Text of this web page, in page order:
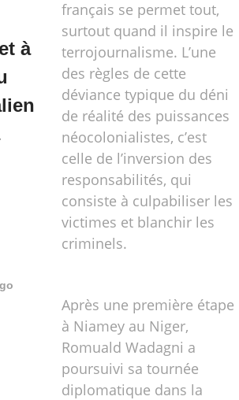
à
français se permet tout,
surtout quand il inspire le
terrojournalisme. L’une
des règles de cette
déviance typique du déni
de réalité des puissances
néocolonialistes, c’est
celle de l’inversion des
responsabilités, qui
consiste à culpabiliser les
victimes et blanchir les
criminels.
Après une première étape
à Niamey au Niger,
Romuald Wadagni a
poursuivi sa tournée
diplomatique dans la